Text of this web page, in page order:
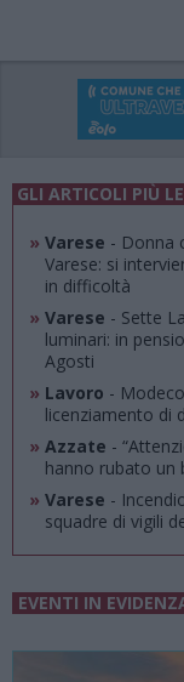
GLI ARTICOLI PIÙ
» Varese - Donna
Varese: si
in difficoltà
» Varese - Sette
luminari: in
Agosti
» Lavoro -
licenziamento di
» Azzate -
hanno rubato un
» Varese -
squadre di vigili
EVENTI IN